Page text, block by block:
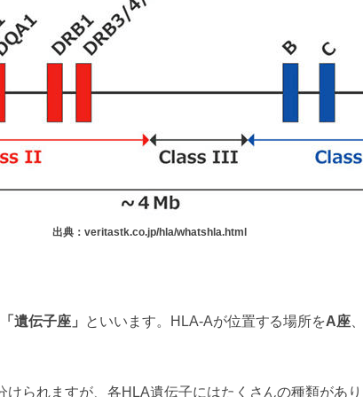
出典：veritastk.co.jp/hla/whatshla.html
「遺伝子座」 といいます。HLA-Aが位置する場所をA座
けられますが、各HLA遺伝子にはたくさんの種類があり